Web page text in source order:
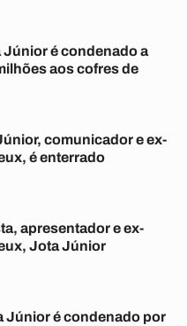
é condenado a
aos cofres de
comunicador e ex-
é enterrado
apresentador e ex-
Jota Júnior
Júnior é condenado por